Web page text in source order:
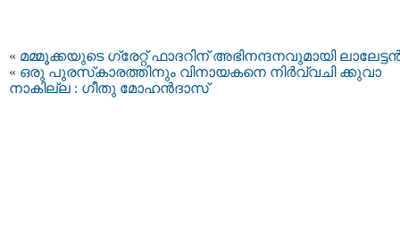
« മമ്മൂക്കയുടെ ഗ്രേറ്റ് ഫാദറിന് അഭിനന്ദനവുമായി
« ഒരു പുരസ്‌കാരത്തിനും വിനായകനെ നിര്‍വ്വചി ക്കുവാ
നാകില്ല : ഗീതു മോഹന്‍ദാസ്